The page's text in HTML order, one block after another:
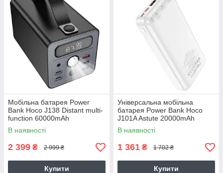
Мобільна батарея Power
Bank Hoco J138 Distant multi-
function 60000mAh
22.5W+PD20W+DC12V
Зовнішній акумулятор з
В наявності
2 399 ₴ 2 999 ₴
Купити
Універсальна мобільна
батарея Power Bank Hoco
J101A Astute 20000mAh
PD20W+QC3.0 (22.5W)
Зовнішній акумулятор
В наявності
1 361 ₴ 1 702 ₴
Купити